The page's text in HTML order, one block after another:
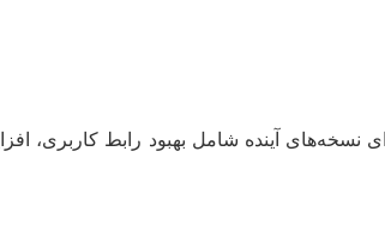
نسخه‌های آینده شامل بهبود رابط